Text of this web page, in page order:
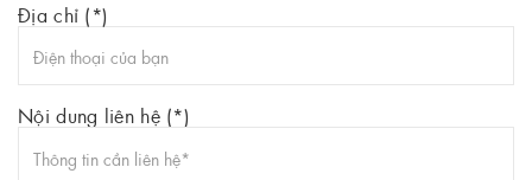
Địa chỉ (*)
Nội dung liên hệ (*)